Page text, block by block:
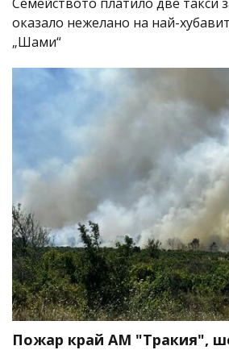
оказало нежелано на най-
„Шами“
Пожар край АМ "Тракия",